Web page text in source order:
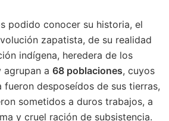
podido conocer su historia, el
zapatista, de su realidad
indígena, heredera de los
agrupan a 68 poblaciones, cuyos
fueron desposeídos de sus tierras,
sometidos a duros trabajos, a
y cruel ración de subsistencia.